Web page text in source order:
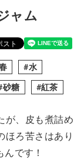
ャム
水
砂糖 紅茶
が、皮も煮詰め
ほろ苦さはあり
です！